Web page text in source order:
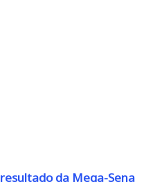
resultado da Mega-Sena